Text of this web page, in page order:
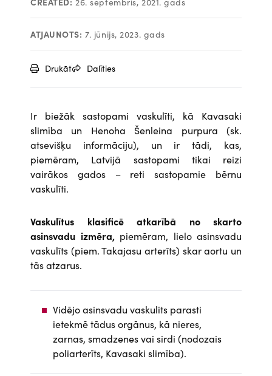
ATJAUNOTS: 7. jūnijs, 2023. gads
Drukāt Dalīties
Ir biežāk sastopami vaskulīti, kā Kavasaki
slimība un Henoha Šenleina purpura (sk.
atsevišķu informāciju), un ir tādi, kas,
piemēram, Latvijā sastopami tikai reizi
vairākos gados – reti sastopamie bērnu
vaskulīti.
Vaskulītus klasificē atkarībā no skarto
asinsvadu izmēra,piemēram, lielo asinsvadu
vaskulīts (piem. Takajasu arterīts) skar aortu un
tās atzarus.
Vidējo asinsvadu vaskulīts parasti
ietekmē tādus orgānus, kā nieres,
zarnas, smadzenes vai sirdi (nodozais
poliarterīts, Kavasaki slimība).